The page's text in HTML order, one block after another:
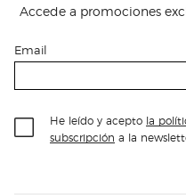
Accede a promociones
Email
He leído y acepto la
subscripción a la